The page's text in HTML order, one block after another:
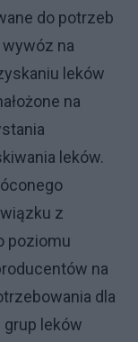
do potrzeb
wywóz na
leków
na
leków.
z
poziomu
na
dla
leków